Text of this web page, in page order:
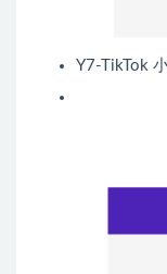
Y7-TikTok